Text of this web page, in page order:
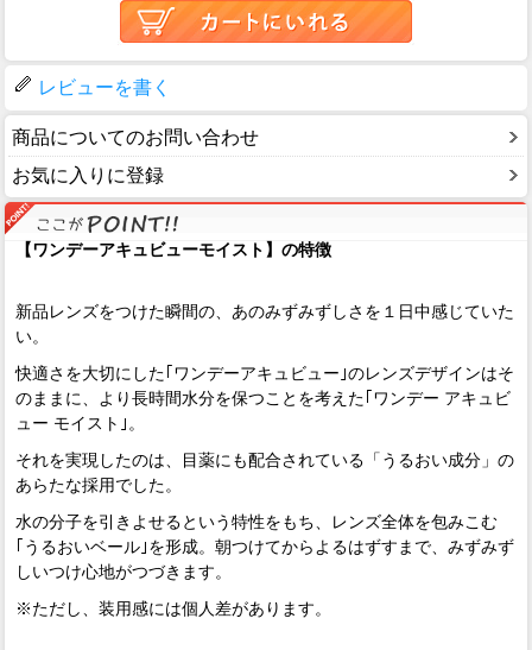
レビューを書く
商品についてのお問い合わせ
お気に入りに登録
【ワンデーアキュビューモイスト】の特徴
新品レンズをつけた瞬間の、あのみずみずしさを１日中感じていた
い。
快適さを大切にした｢ワンデーアキュビュー｣のレンズデザインはそ
のままに、より長時間水分を保つことを考えた｢ワンデー アキュビ
ュー モイスト｣。
それを実現したのは、目薬にも配合されている「うるおい成分」の
あらたな採用でした。
水の分子を引きよせるという特性をもち、レンズ全体を包みこむ
｢うるおいベール｣を形成。朝つけてからよるはずすまで、みずみず
しいつけ心地がつづきます。
※ただし、装用感には個人差があります。